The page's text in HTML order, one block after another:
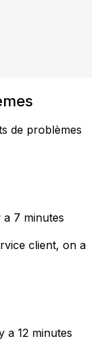
de problèmes
a 7 minutes
client, on a
a 12 minutes